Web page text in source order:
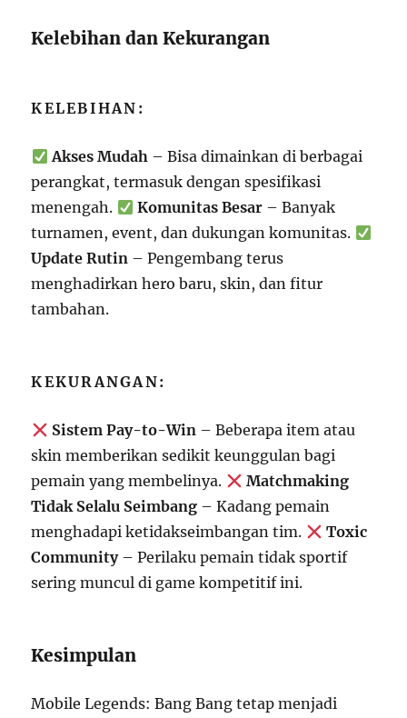
Kelebihan dan Kekurangan
KELEBIHAN:
Akses Mudah– Bisa dimainkan di berbagai
perangkat, termasuk dengan spesifikasi
menengah.
Komunitas Besar– Banyak
turnamen, event, dan dukungan komunitas.
Update Rutin – Pengembang terus
menghadirkan hero baru, skin, dan fitur
tambahan.
KEKURANGAN:
Sistem Pay-to-Win– Beberapa item atau
skin memberikan sedikit keunggulan bagi
pemain yang membelinya.
Matchmaking
Tidak Selalu Seimbang – Kadang pemain
menghadapi ketidakseimbangan tim.
Toxic
Community– Perilaku pemain tidak sportif
sering muncul di game kompetitif ini.
Kesimpulan
Mobile Legends: Bang Bang tetap menjadi